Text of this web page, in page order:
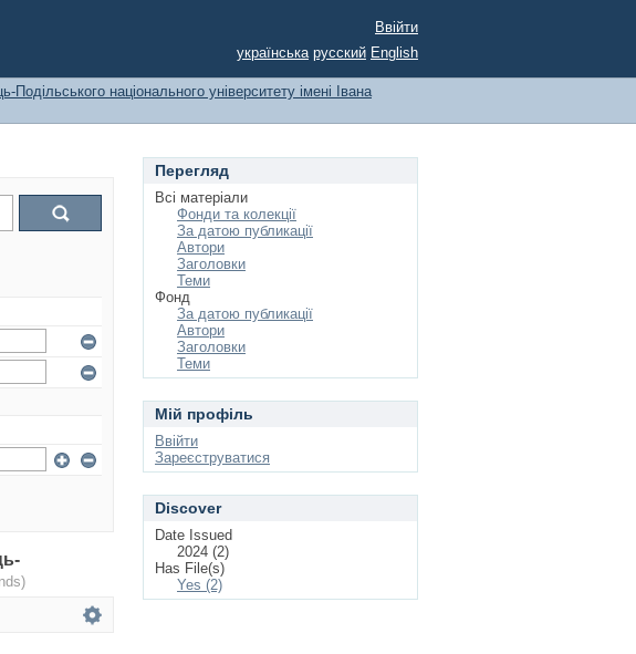
Ввійти
українська русский English
Подільського національного університету імені Івана
Перегляд
Всі матеріали
Фонди та колекції
За датою публикації
Автори
Заголовки
Теми
Фонд
За датою публикації
Автори
Заголовки
Теми
Мій профіль
Ввійти
Зареєструватися
Discover
Date Issued
2024 (2)
Has File(s)
Yes (2)